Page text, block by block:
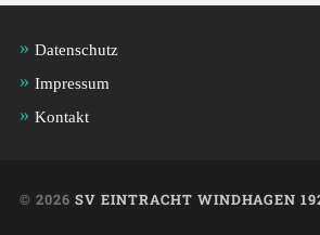
Datenschutz
Impressum
Kontakt
© 2026 SV EINTRACHT WINDHAGEN